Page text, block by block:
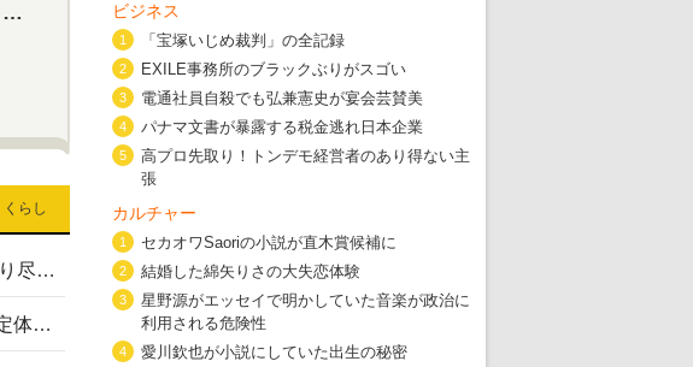
・ 五輪でIOCラウンジ以外にVIPルーム、広告代理店は物品購入
くらし
高市首相の熊本地震避難所視察は北朝鮮並みのプロパガンダだった！「至れり尽くせり」の選ばれた避難所の一方で実態は…
〈#ミサイルよりクーラーを〉は正当な批判だ！ 歴代自民党政権が避難所指定体育館へのエアコン設置を遅らせてきた客観的事実
ビジネス
1 「宝塚いじめ裁判」の全記録
2 EXILE事務所のブラックぶりがスゴい
3 電通社員自殺でも弘兼憲史が宴会芸賛美
4 パナマ文書が暴露する税金逃れ日本企業
5
高プロ先取り！トンデモ経営者のあり得ない主
張
カルチャー
1 セカオワSaoriの小説が直木賞候補に
2 結婚した綿矢りさの大失恋体験
3
星野源がエッセイで明かしていた音楽が政治に
利用される危険性
4 愛川欽也が小説にしていた出生の秘密